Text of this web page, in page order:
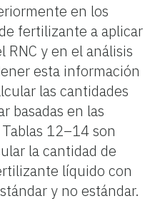
en los
fertilizante a aplicar
RNC y en el análisis
esta información
las cantidades
basadas en las
12–14 son
la cantidad de
líquido con
y no estándar.